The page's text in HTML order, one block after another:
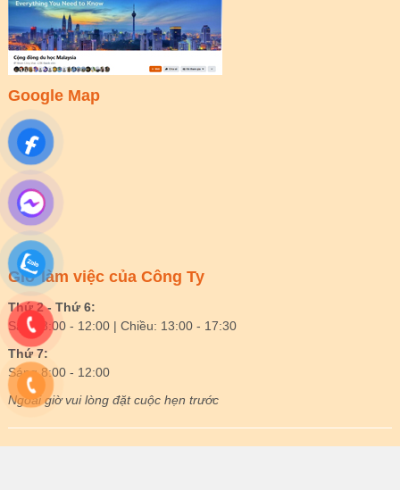
Google Map
Giờ làm việc của Công Ty
Thứ 2 - Thứ 6:
Sáng 8:00 - 12:00 | Chiều: 13:00 - 17:30
Thứ 7:
Sáng 8:00 - 12:00
Ngoài giờ vui lòng đặt cuộc hẹn trước